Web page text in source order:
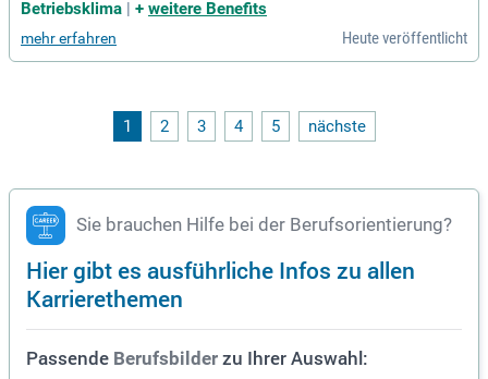
enst Digitales & IT und unterstützen darüber hinaus die Bere
Betriebsklima | + weitere Benefits
mehr erfahren Heute veröffentlicht
1 2 3 4 5 nächste
Sie brauchen Hilfe bei der Berufsorientierung?
Hier gibt es ausführliche Infos zu allen
Karrierethemen
Passende Berufsbilder zu Ihrer Auswahl: